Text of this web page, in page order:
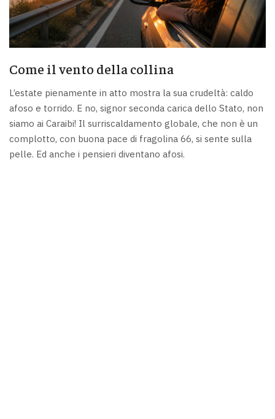
Come il vento della collina
L’estate pienamente in atto mostra la sua crudeltà: caldo
afoso e torrido. E no, signor seconda carica dello Stato, non
siamo ai Caraibi! Il surriscaldamento globale, che non è un
complotto, con buona pace di fragolina 66, si sente sulla
pelle. Ed anche i pensieri diventano afosi.